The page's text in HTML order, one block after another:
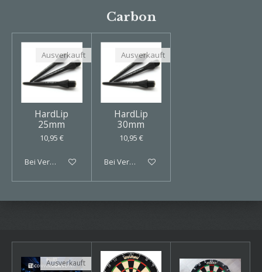
Carbon
Ausverkauft
HardLip
25mm
10,95 €
Bei Verfügbarkeit benachrichtigen
Ausverkauft
HardLip
30mm
10,95 €
Bei Verfügbarkeit benachrichtigen
Ausverkauft